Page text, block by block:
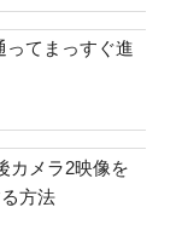
ってまっすぐ進
カメラ2映像を
方法